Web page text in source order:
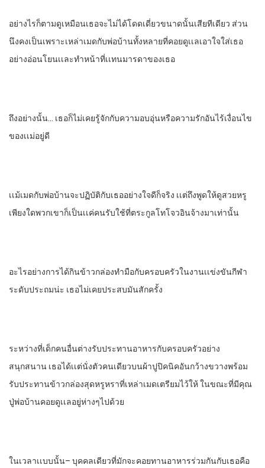
อย่างไรก็ตาม​ดูเหมือนเธอจะ​ไม่ได้โดดเดี่ยวขนาดนั้น​เสียทีเดียว​ ส่วน
นึงคงเป็นเพราะ​เหล่าเมดกับพ่อบ้านทั้งหลายที่คอยดูเเลเอาใจใส่เธอ
อย่างอ่อนโยนเเละทําหน้าที่เเทนมารดาของเธอ
ถึงอย่างนั้น… เธอก็ไม่เคยรู้จักกับความอบอุ่นหรือ​ความรักอันไร้เงื่อนไข
ของเเม่อยู่ดี
เเม้เมดกับพ่อบ้านจะปฏิบัติกับเธออย่างใจดีก็จริง เเต่ถึงพูดให้ดูสวยหรู
เพียงใดพวกเขาก็เป็นเเค่คนรับใช้ที่ตระกูล​โทโจวอินจ้างมาเท่านั้น
อะไรอย่างการได้กินข้าวกล่องทํามือ​กับครอบครัวในงานเเข่งขันกีฬา​
ระดับประถมน่ะ​ เธอไม่เคยประสบมันสักครั้ง
ระหว่างที่เด็กคนอื่นต่างรับประทานอาหารกับครอบครัวอย่าง​
สนุกสนาน​ เธอได้เเต่​นั่ง​ตัวคนเดียวบนผ้าปูปิคนิค​อันกว้างขวาง​พร้อม
รับประทานข้าวกล่องสุดหรูหรา​ที่เหล่าเมดเตรียมไว้ให้ ในขณะที่มีคุณ
ปู่พ่อบ้าน​คอยดูเเล​อยู่ห่างๆไปด้วย
ในเวลาเเบบนั้น– บุคคลเดียวที่มักจะ​คอยทานอาหารร่วมกันกับเธอ​คือ